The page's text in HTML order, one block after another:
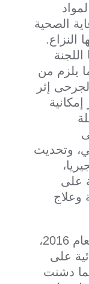
الصحية
النزاع.
يلزم من
إثر
وتحديث
على
وعلاج
وخلال النصف الأول من هذا العام 2016،
على
دشنت